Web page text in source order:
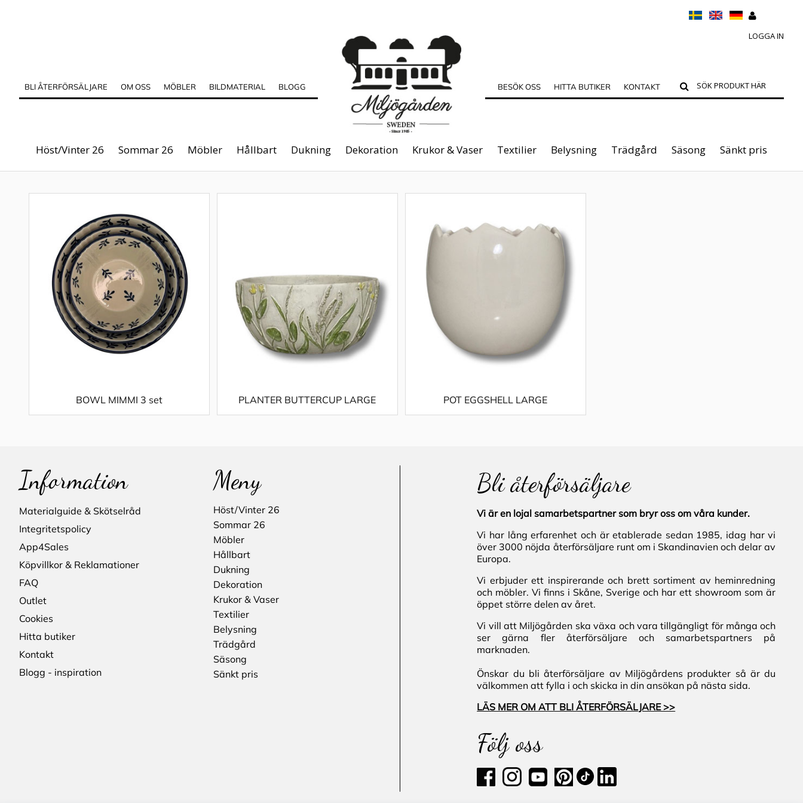
LOGGA IN
BLI ÅTERFÖRSÄLJARE OM OSS MÖBLER BILDMATERIAL BLOGG BESÖK OSS HITTA BUTIKER KONTAKT
Höst/Vinter 26 Sommar 26 Möbler Hållbart Dukning Dekoration Krukor & Vaser Textilier Belysning Trädgård Säsong Sänkt pris
BOWL MIMMI 3 set PLANTER BUTTERCUP LARGE POT EGGSHELL LARGE
Information
Materialguide & Skötselråd
Integritetspolicy
App4Sales
Köpvillkor & Reklamationer
FAQ
Outlet
Cookies
Hitta butiker
Kontakt
Blogg - inspiration
Meny
Höst/Vinter 26
Sommar 26
Möbler
Hållbart
Dukning
Dekoration
Krukor & Vaser
Textilier
Belysning
Trädgård
Säsong
Sänkt pris
Bli återförsäljare
Vi är en lojal samarbetspartner som bryr oss om våra kunder.
Vi har lång erfarenhet och är etablerade sedan 1985, idag har vi
över 3000 nöjda återförsäljare runt om i Skandinavien och delar av
Europa.
Vi erbjuder ett inspirerande och brett sortiment av heminredning
och möbler. Vi finns i Skåne, Sverige och har ett showroom som är
öppet större delen av året.
Vi vill att Miljögården ska växa och vara tillgängligt för många och
ser gärna fler återförsäljare och samarbetspartners på
marknaden.
Önskar du bli återförsäljare av Miljögårdens produkter så är du
välkommen att fylla i och skicka in din ansökan på nästa sida.
LÄS MER OM ATT BLI ÅTERFÖRSÄLJARE >>
Följ oss